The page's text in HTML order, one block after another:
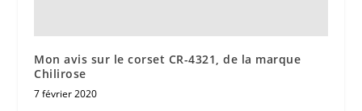
Mon avis sur le corset CR-4321, de la marque
Chilirose
7 février 2020